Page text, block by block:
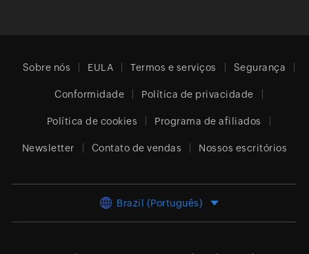
Sobre nós EULA Termos e serviços Segurança
Conformidade Política de privacidade
Política de cookies Programa de afiliados
Newsletter Contato de vendas Nossos escritórios
Brazil (Português)